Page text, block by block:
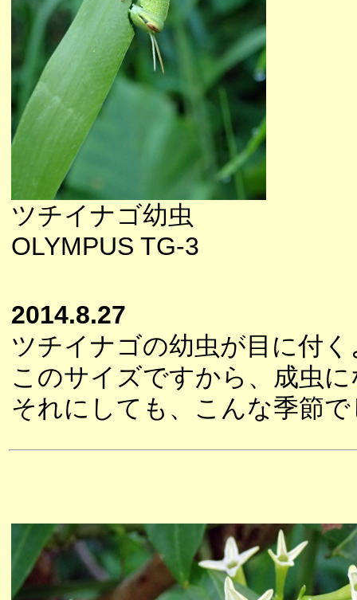
ツチイナゴ幼虫
OLYMPUS TG-3
2014.8.27
ツチイナゴの幼虫が目に付
このサイズですから、成虫
それにしても、こんな季節